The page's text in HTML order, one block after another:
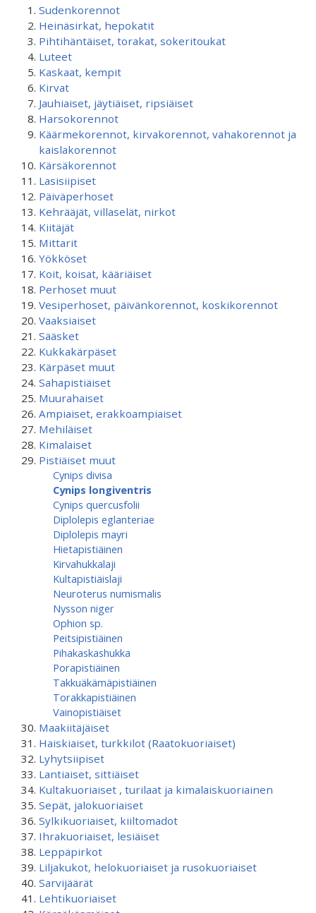
Sudenkorennot
Heinäsirkat, hepokatit
Pihtihäntäiset, torakat, sokeritoukat
Luteet
Kaskaat, kempit
Kirvat
Jauhiaiset, jäytiäiset, ripsiäiset
Harsokorennot
Käärmekorennot, kirvakorennot, vahakorennot ja
kaislakorennot
Kärsäkorennot
Lasisiipiset
Päiväperhoset
Kehrääjät, villaselät, nirkot
Kiitäjät
Mittarit
Yökköset
Koit, koisat, kääriäiset
Perhoset muut
Vesiperhoset, päivänkorennot, koskikorennot
Vaaksiaiset
Sääsket
Kukkakärpäset
Kärpäset muut
Sahapistiäiset
Muurahaiset
Ampiaiset, erakkoampiaiset
Mehiläiset
Kimalaiset
Pistiäiset muut
Cynips divisa
Cynips longiventris
Cynips quercusfolii
Diplolepis eglanteriae
Diplolepis mayri
Hietapistiäinen
Kirvahukkalaji
Kultapistiäislaji
Neuroterus numismalis
Nysson niger
Ophion sp.
Peitsipistiäinen
Pihakaskashukka
Porapistiäinen
Takkuäkämäpistiäinen
Torakkapistiäinen
Vainopistiäiset
Maakiitäjäiset
Haiskiaiset, turkkilot (Raatokuoriaiset)
Lyhytsiipiset
Lantiaiset, sittiäiset
Kultakuoriaiset , turilaat ja kimalaiskuoriainen
Sepät, jalokuoriaiset
Sylkikuoriaiset, kiiltomadot
Ihrakuoriaiset, lesiäiset
Leppäpirkot
Liljakukot, helokuoriaiset ja rusokuoriaiset
Sarvijäärät
Lehtikuoriaiset